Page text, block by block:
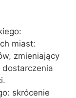
miast:
zmieniający
dostarczenia
skrócenie